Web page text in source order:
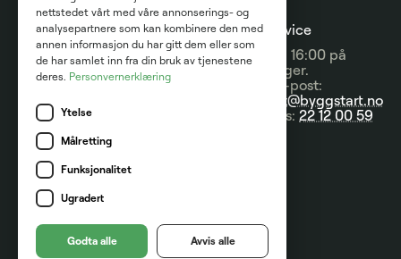
Org.nr: 916 957 629
Prosjektguider
Prisguider
Artikler
Nyheter
Kategorier
For
entreprenører
Om tjenesten
Kontakt
Kundeservice
09:00 - 16:00 på
hverdager.
Send e-post:
kontakt@byggstart.no
Ring oss: 22 12 00 59
nettstedet vårt med våre annonserings- og
analysepartnere som kan kombinere den med
annen informasjon du har gitt dem eller som
de har samlet inn fra din bruk av tjenestene
deres. Personvernerklæring
Ytelse
Målretting
Funksjonalitet
Ugradert
Godta alle Avvis alle